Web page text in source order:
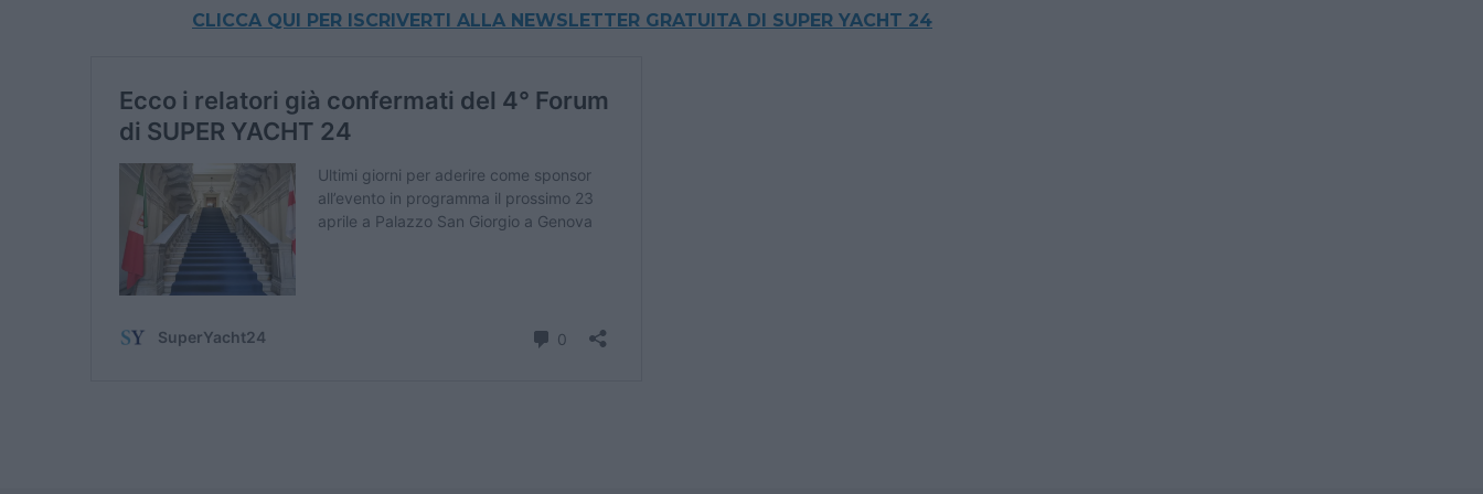
CLICCA QUI PER ISCRIVERTI ALLA NEWSLETTER GRATUITA DI SUPER YACHT 24